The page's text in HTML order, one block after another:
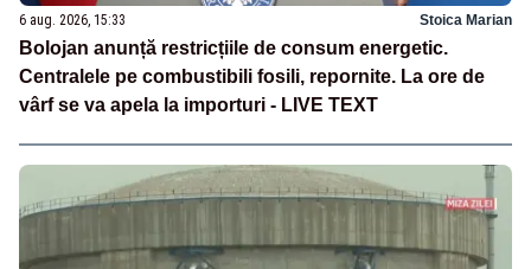
6 aug. 2026, 15:33 Stoica Marian
Bolojan anunță restricțiile de consum energetic.
Centralele pe combustibili fosili, repornite. La ore de
vârf se va apela la importuri - LIVE TEXT